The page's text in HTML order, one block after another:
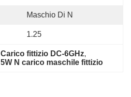
Maschio Di N
1.25
Carico fittizio DC-6GHz,
5W N carico maschile fittizio